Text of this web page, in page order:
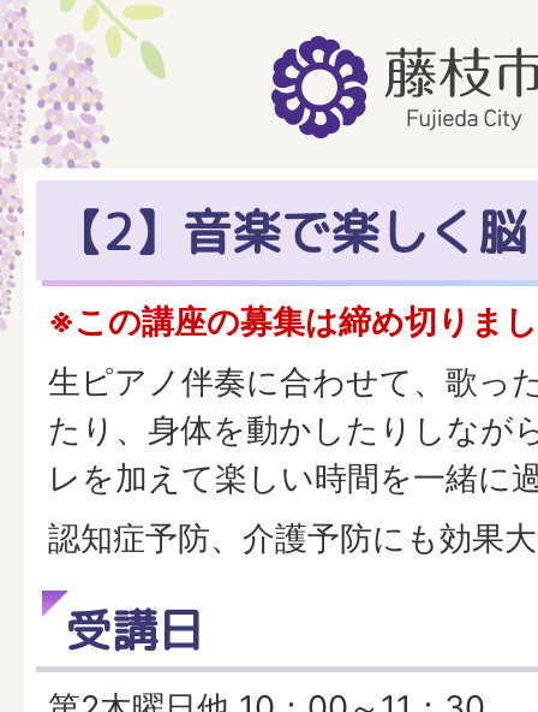
【2】音楽で楽しく
※この講座の募集は締め切りま
生ピアノ伴奏に合わせて、歌っ
たり、身体を動かしたりしなが
レを加えて楽しい時間を一緒に
認知症予防、介護予防にも効果
受講日